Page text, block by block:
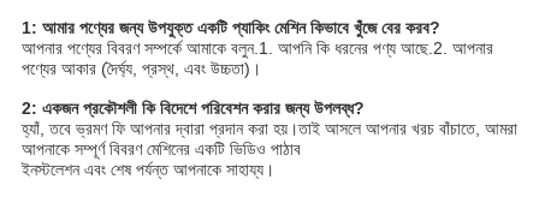
1: আমার পণ্যের জন্য উপযুক্ত একটি প্যাকিং মেশিন কিভাবে খুঁজে বের করব?
আপনার পণ্যের বিবরণ সম্পর্কে আমাকে বলুন.1. আপনি কি ধরনের পণ্য আছে.2. আপনার
পণ্যের আকার (দৈর্ঘ্য, প্রস্থ, এবং উচ্চতা)।
2: একজন প্রকৌশলী কি বিদেশে পরিবেশন করার জন্য উপলব্ধ?
হ্যাঁ, তবে ভ্রমণ ফি আপনার দ্বারা প্রদান করা হয়।তাই আসলে আপনার খরচ বাঁচাতে, আমরা
আপনাকে সম্পূর্ণ বিবরণ মেশিনের একটি ভিডিও পাঠাব
ইনস্টলেশন এবং শেষ পর্যন্ত আপনাকে সাহায্য।